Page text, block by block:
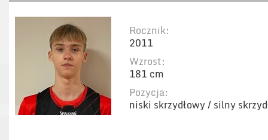
Rocznik:
2011
Wzrost:
181 cm
Pozycja:
niski skrzydłowy / silny